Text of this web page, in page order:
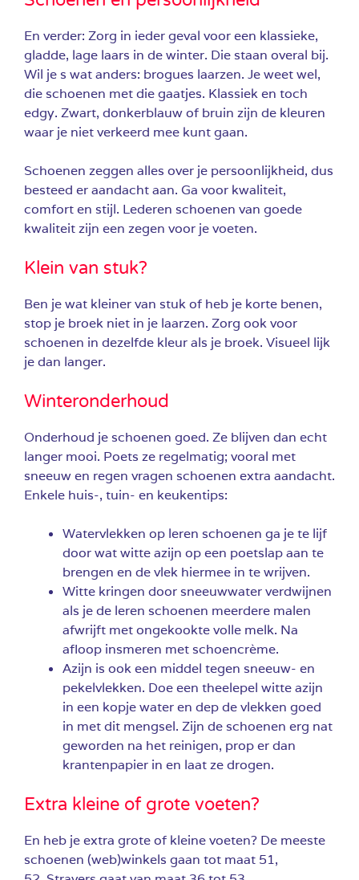
En verder: Zorg in ieder geval voor een klassieke,
gladde, lage laars in de winter. Die staan overal bij.
Wil je s wat anders: brogues laarzen. Je weet wel,
die schoenen met die gaatjes. Klassiek en toch
edgy. Zwart, donkerblauw of bruin zijn de kleuren
waar je niet verkeerd mee kunt gaan.
Schoenen zeggen alles over je persoonlijkheid, dus
besteed er aandacht aan. Ga voor kwaliteit,
comfort en stijl. Lederen schoenen van goede
kwaliteit zijn een zegen voor je voeten.
Klein van stuk?
Ben je wat kleiner van stuk of heb je korte benen,
stop je broek niet in je laarzen. Zorg ook voor
schoenen in dezelfde kleur als je broek. Visueel lijk
je dan langer.
Winteronderhoud
Onderhoud je schoenen goed. Ze blijven dan echt
langer mooi. Poets ze regelmatig; vooral met
sneeuw en regen vragen schoenen extra aandacht.
Enkele huis-, tuin- en keukentips:
Watervlekken op leren schoenen ga je te lijf
door wat witte azijn op een poetslap aan te
brengen en de vlek hiermee in te wrijven.
Witte kringen door sneeuwwater verdwijnen
als je de leren schoenen meerdere malen
afwrijft met ongekookte volle melk. Na
afloop insmeren met schoencrème.
Azijn is ook een middel tegen sneeuw- en
pekelvlekken. Doe een theelepel witte azijn
in een kopje water en dep de vlekken goed
in met dit mengsel. Zijn de schoenen erg nat
geworden na het reinigen, prop er dan
krantenpapier in en laat ze drogen.
Extra kleine of grote voeten?
En heb je extra grote of kleine voeten? De meeste
schoenen (web)winkels gaan tot maat 51,